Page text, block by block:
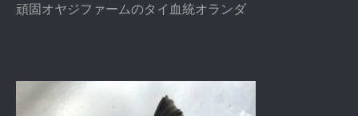
頑固オヤジファームのタイ血統オランダ